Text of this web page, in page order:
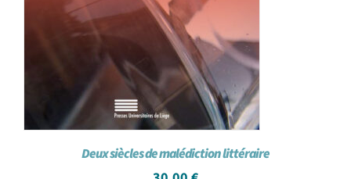
Deux siècles de malédiction littéraire